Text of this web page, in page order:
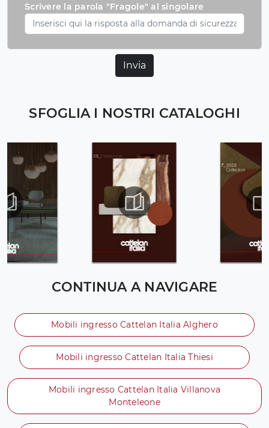
SFOGLIA I NOSTRI CATALOGHI
CONTINUA A NAVIGARE
Mobili ingresso Cattelan Italia Alghero
Mobili ingresso Cattelan Italia Thiesi
Mobili ingresso Cattelan Italia Villanova
Monteleone
Scrivere la parola "Fragole" al singolare
Invia